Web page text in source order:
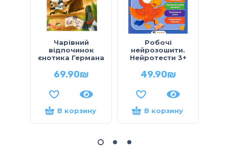
Чарівний
відпочинок
єнотика Германа
69.90₪
В корзину
Робочі
нейрозошити.
Нейротести 3+
49.90₪
В корзину